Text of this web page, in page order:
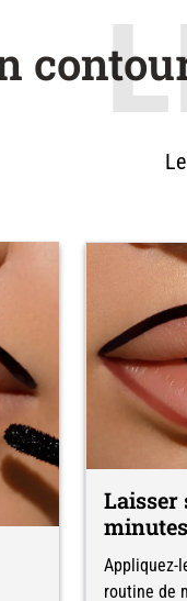
Laisser
Appliquez-